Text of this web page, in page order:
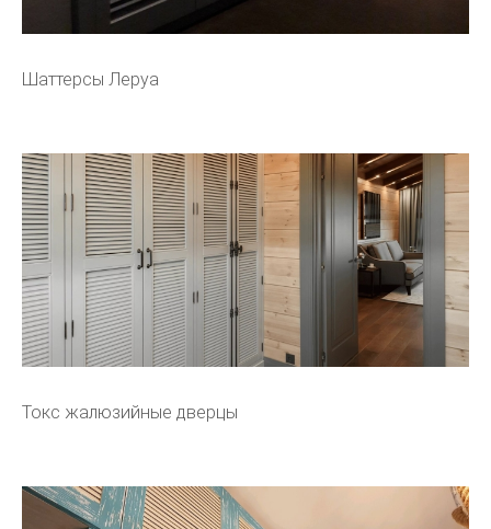
Шаттерсы Леруа
Токс жалюзийные дверцы